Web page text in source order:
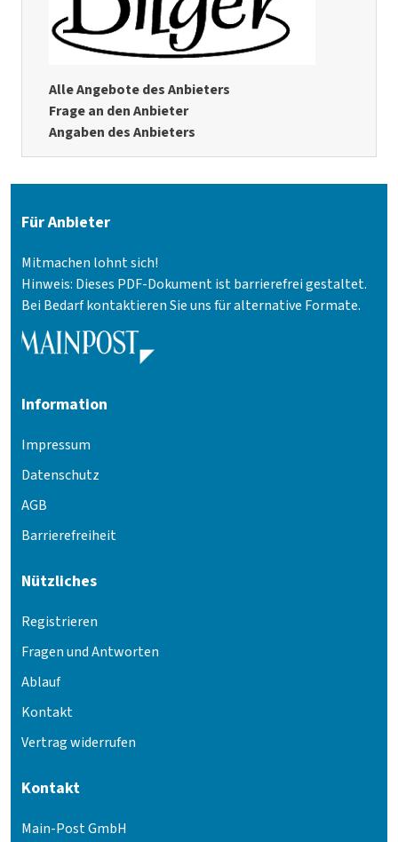
Alle Angebote des Anbieters
Frage an den Anbieter
Angaben des Anbieters
Für Anbieter
Mitmachen lohnt sich!
Hinweis: Dieses PDF-Dokument ist barrierefrei gestaltet.
Bei Bedarf kontaktieren Sie uns für alternative Formate.
Information
Impressum
Datenschutz
AGB
Barrierefreiheit
Nützliches
Registrieren
Fragen und Antworten
Ablauf
Kontakt
Vertrag widerrufen
Kontakt
Main-Post GmbH